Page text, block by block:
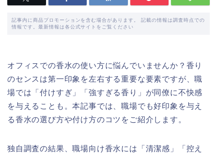
記事内に商品プロモーションを含む場合があります。 記載の情報は調査時点での
情報です。最新情報は各公式サイトをご覧ください
オフィスでの香水の使い方に悩んでいませんか？香り
のセンスは第一印象を左右する重要な要素ですが、職
場では「付けすぎ」「強すぎる香り」が同僚に不快感
を与えることも。本記事では、職場でも好印象を与え
る香水の選び方や付け方のコツをご紹介します。
独自調査の結果、職場向け香水には「清潔感」「控え